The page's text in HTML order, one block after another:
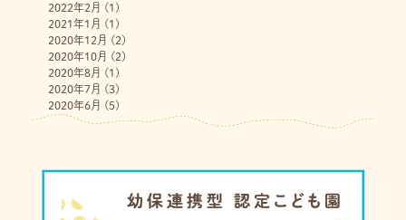
2022年2月 (1)
2021年1月 (1)
2020年12月 (2)
2020年10月 (2)
2020年8月 (1)
2020年7月 (3)
2020年6月 (5)